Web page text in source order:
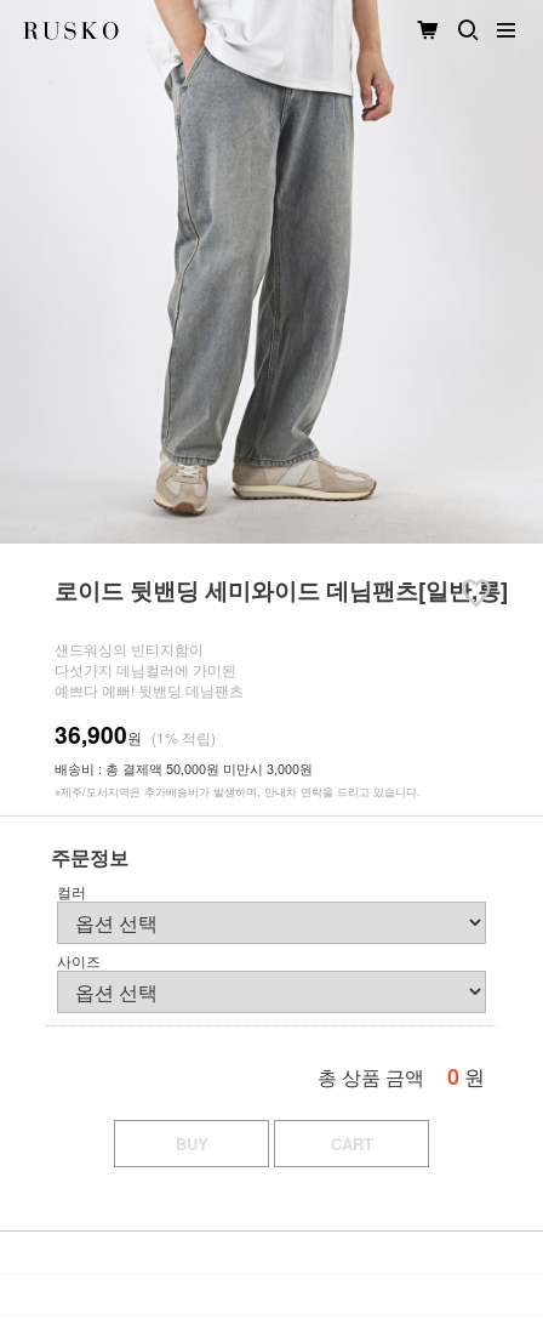
로이드 뒷밴딩 세미와이드 데님팬츠[일반,롱]
샌드워싱의 빈티지함이
다섯가지 데님컬러에 가미된
예쁘다 예뻐! 뒷밴딩 데님팬츠
36,900원 (1% 적립)
배송비 : 총 결제액 50,000원 미만시 3,000원
※제주/도서지역은 추가배송비가 발생하며, 안내차 연락을 드리고 있습니다.
주문정보
컬러
사이즈
총 상품 금액 0 원
BUY CART